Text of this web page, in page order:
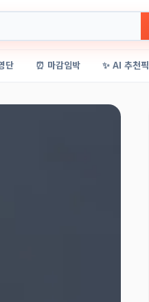
단 ⏰ 마감임박 ✨ AI 추천픽